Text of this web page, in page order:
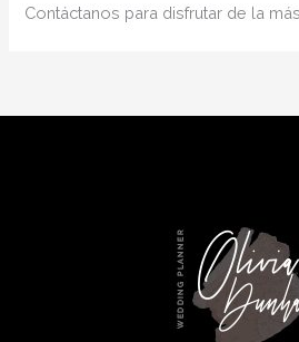
Contáctanos para disfrutar de la